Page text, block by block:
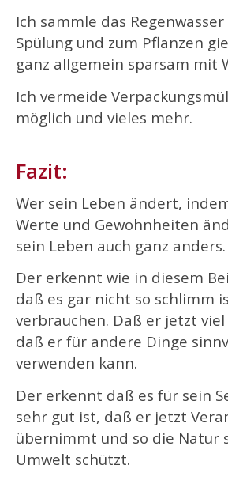
Ich sammle das
Spülung und zum Pflanzen
ganz allgemein sparsam mit
Ich vermeide
möglich und vieles mehr.
Fazit:
Wer sein Leben ändert,
Werte und Gewohnheiten
sein Leben auch ganz anders.
Der erkennt wie in diesem
daß es gar nicht so schlimm
verbrauchen. Daß er jetzt
daß er für andere Dinge
verwenden kann.
Der erkennt daß es für sein
sehr gut ist, daß er jetzt
übernimmt und so die Natur
Umwelt schützt.